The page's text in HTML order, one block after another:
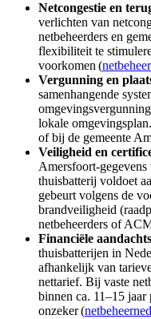
Netcongestie en
verlichten van
netbeheerders en
flexibiliteit te
voorkomen (
Vergunning en
samenhangende
lokale
of bij de gemeente
Veiligheid en
Amersfoort-
thuisbatterij voldoet
gebeurt volgens de
brandveiligheid
netbeheerders of
Financiële
thuisbatterijen in
afhankelijk van
nettarief. Bij vaste
binnen ca. 11–15
onzeker (